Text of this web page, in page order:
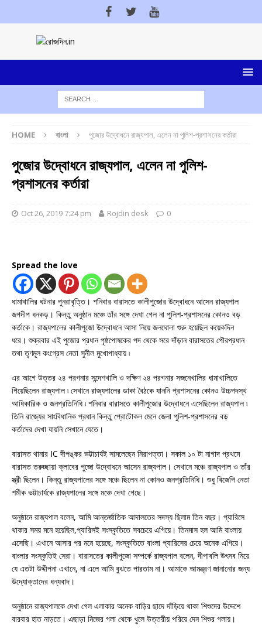
HOME বাংলা পুজোর উদ্বোধনে রাজ্যপাল, এলেন না পুলিশ-প্রশাসনের কর্তারা
পুজোর উদ্বোধনে রাজ্যপাল, এলেন না পুলিশ-
প্রশাসনের কর্তারা
Oct 26, 2019 7:24 pm Rojdin desk 0
Spread the love
ধামাখালির ঘটনার পুনরাবৃত্তি। শনিবার বারাসতে কালীপুজোর উদ্বোধনে আসেন রাজ্যপাল
জগদীপ ধনকড়। কিন্তু অনুষ্ঠান মঞ্চে তাঁর সঙ্গে দেখা গেল না পুলিশ-প্রশাসনের কোনও বড়
কর্তাকে। রাজ্যপালের কালীপুজো উদ্বোধনে আসা নিয়ে জলঘোলা শুরু হয়েছিল কয়েকদিন
ধরে। শুক্রবার এই পুজোর প্রধান পৃষ্ঠপোষকের পদ থেকে সরে দাঁড়ান বারাসতের পৌরপ্রধান
তথা তৃণমূল কংগ্রেস নেতা সুনীল মুখোপাধ্যায় ৷
এর আগে উত্তর ২৪ পরগনার সন্দেশখালি ও দক্ষিণ ২৪ পরগনার সজনেখালির ধামাখালিতে
গিয়েছিলেন রাজ্যপাল ৷ সেখানে রাজ্যপালের ডাকা বৈঠকে যাননি প্রশাসনের কোনও উচ্চপদস্থ
আধিকারিক ও জনপ্রতিনিধি ৷ শনিবার বারাসতে কালীপুজোর উদ্বোধনে এসেছিলেন রাজ্যপাল ৷
তিনি রাজ্যের সাংবিধানিক প্রধান কিন্তু প্রোটোকল মেনে জেলা পুলিশ-প্রশাসনের বড়
কর্তাদের দেখা যায়নি সেখানে যেতে।
বারাসত থানার IC দীপঙ্কর ভট্টাচার্যই সামলেছেন নিরাপত্তা। সকাল ১০ টা নাগাদ প্রথমে
বারাসত তরুচ্ছায়া ক্লাবের পুজো উদ্বোধনে আসেন রাজ্যপাল। সেখানে মঞ্চে রাজ্যপাল ও তাঁর
স্ত্রী ছিলেন। কিন্তু রাজ্যপালের সঙ্গে মঞ্চে ছিলেন না কোনও জনপ্রতিনিধি। শুধু বিজেপি নেতা
শমীক ভট্টাচার্যকে রাজ্যপালের সঙ্গে মঞ্চে দেখা গেছে।
অনুষ্ঠানে রাজ্যপাল বলেন, আমি আন্তর্জাতিক আদালতের সদস্য ছিলাম তিন বছর। প্যারিসে
থাকার সময় মনে হয়েছিল,প্যারিসই সংস্কৃতিতে সবচেয়ে এগিয়ে। তিনমাস হল আমি বাংলায়
এসেছি। এখানে আসার পর মনে হয়েছে, সংস্কৃতিতে বাংলা প্যারিসের চেয়ে অনেক এগিয়ে।
বাংলার সংস্কৃতিই সেরা। বারাসতের কালীপুজো সম্পর্কে রাজ্যপাল বলেন, দীপাবলি উৎসব নিয়ে
যে এতটা উদ্দীপনা এখানে, না এলে আমি বুঝতে পারতাম না। আমাকে আমন্ত্রণ জানানোর জন্য
উদ্যোক্তাদের ধন্যবাদ।
অনুষ্ঠানে রাজ্যপালকে দেখা গেল এলাকার অনেক বাড়ির ছাদে দাঁড়িয়ে থাকা শিশুদের উদ্দেশে
বারবার হাত নাড়তে। এছাড়া নিজের গলা থেকে খুলে উত্তরীয় পরিয়ে দেন শিশুর গলায়।